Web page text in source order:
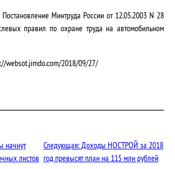
Минтруда России от 12.05.2003 N 28
правил по охране труда на автомобильном
websot.jimdo.com/2018/09/27/
начнут
листов
Следующая: Доходы НОСТРОЙ за 2018
год превысят план на 115 млн рублей